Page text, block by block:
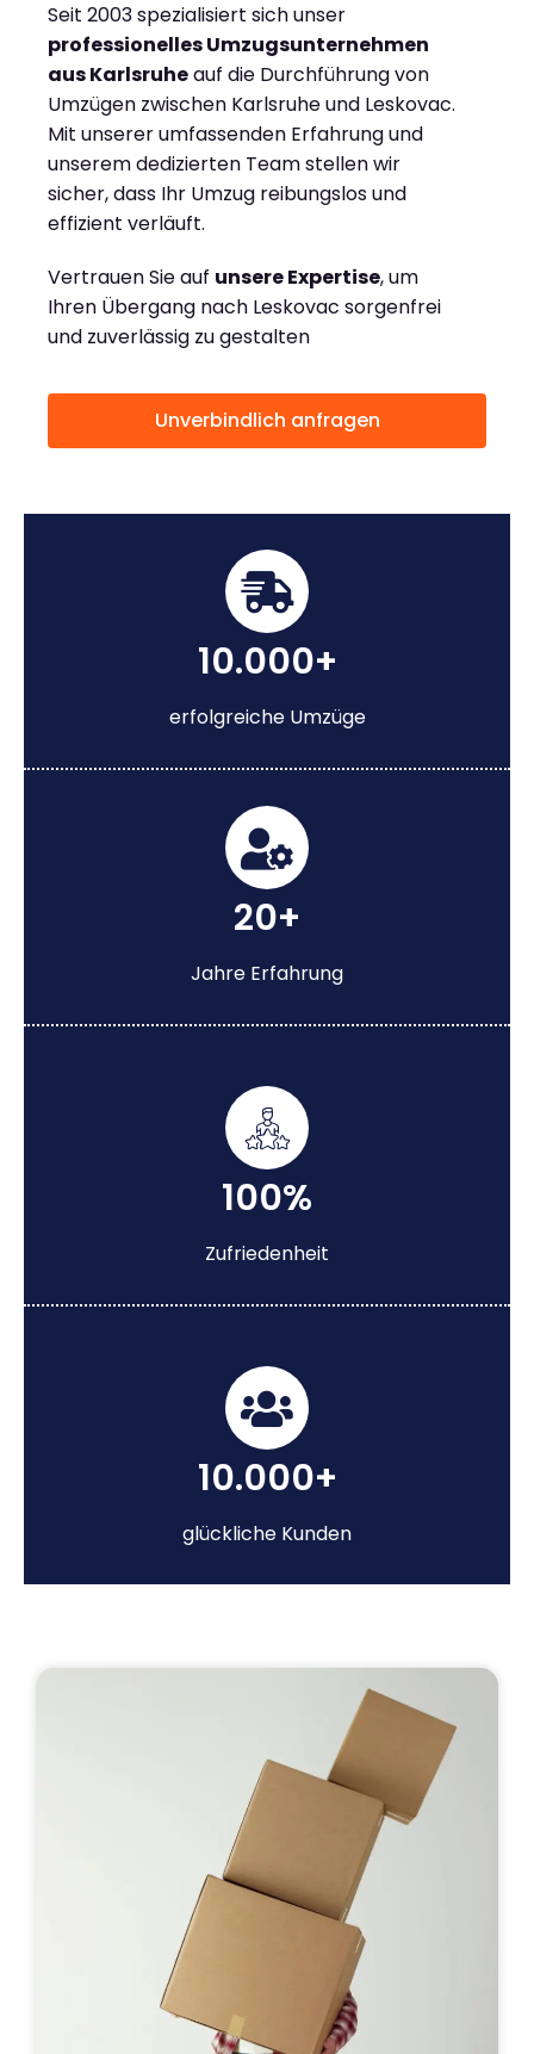
Seit 2003 spezialisiert sich unser
professionelles Umzugsunternehmen
aus Karlsruheauf die Durchführung von
Umzügen zwischen Karlsruhe und Leskovac.
Mit unserer umfassenden Erfahrung und
unserem dedizierten Team stellen wir
sicher, dass Ihr Umzug reibungslos und
effizient verläuft.
Vertrauen Sie auf unsere Expertise, um
Ihren Übergang nach Leskovac sorgenfrei
und zuverlässig zu gestalten
Unverbindlich anfragen
10.000+
erfolgreiche Umzüge
20+
Jahre Erfahrung
100%
Zufriedenheit
10.000+
glückliche Kunden